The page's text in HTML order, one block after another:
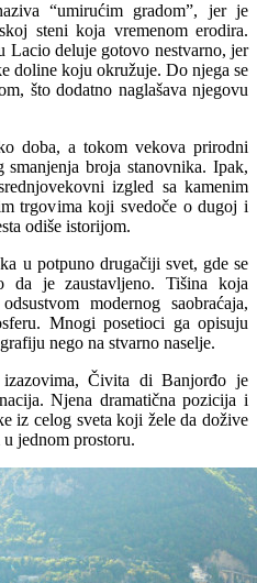
“umirućim gradom”, jer je
steni koja vremenom erodira.
Lacio deluje gotovo nestvarno, jer
doline koju okružuje. Do njega se
što dodatno naglašava njegovu
doba, a tokom vekova prirodni
smanjenja broja stanovnika. Ipak,
izgled sa kamenim
trgovima koji svedoče o dugoj i
odiše istorijom.
u potpuno drugačiji svet, gde se
da je zaustavljeno. Tišina koja
modernog saobraćaja,
Mnogi posetioci ga opisuju
nego na stvarno naselje.
Čivita di Banjorđo je
Njena dramatična pozicija i
iz celog sveta koji žele da dožive
jednom prostoru.